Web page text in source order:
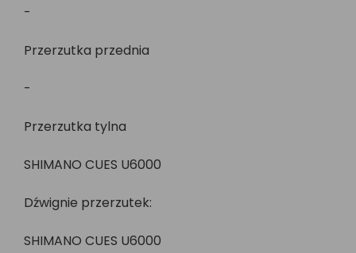
-
Przerzutka przednia
-
Przerzutka tylna
SHIMANO CUES U6000
Dźwignie przerzutek:
SHIMANO CUES U6000